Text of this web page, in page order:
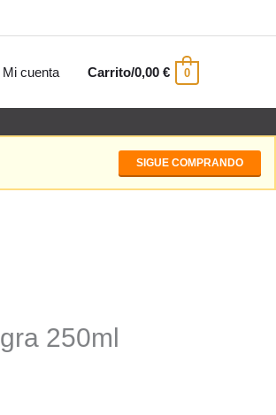
cuenta Carrito/0,00 € 0
SIGUE COMPRANDO
250ml